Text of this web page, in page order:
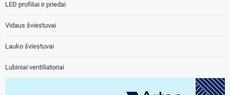
LED profiliai ir priedai
Vidaus šviestuvai
Lauko šviestuvai
Lubiniai ventiliatoriai